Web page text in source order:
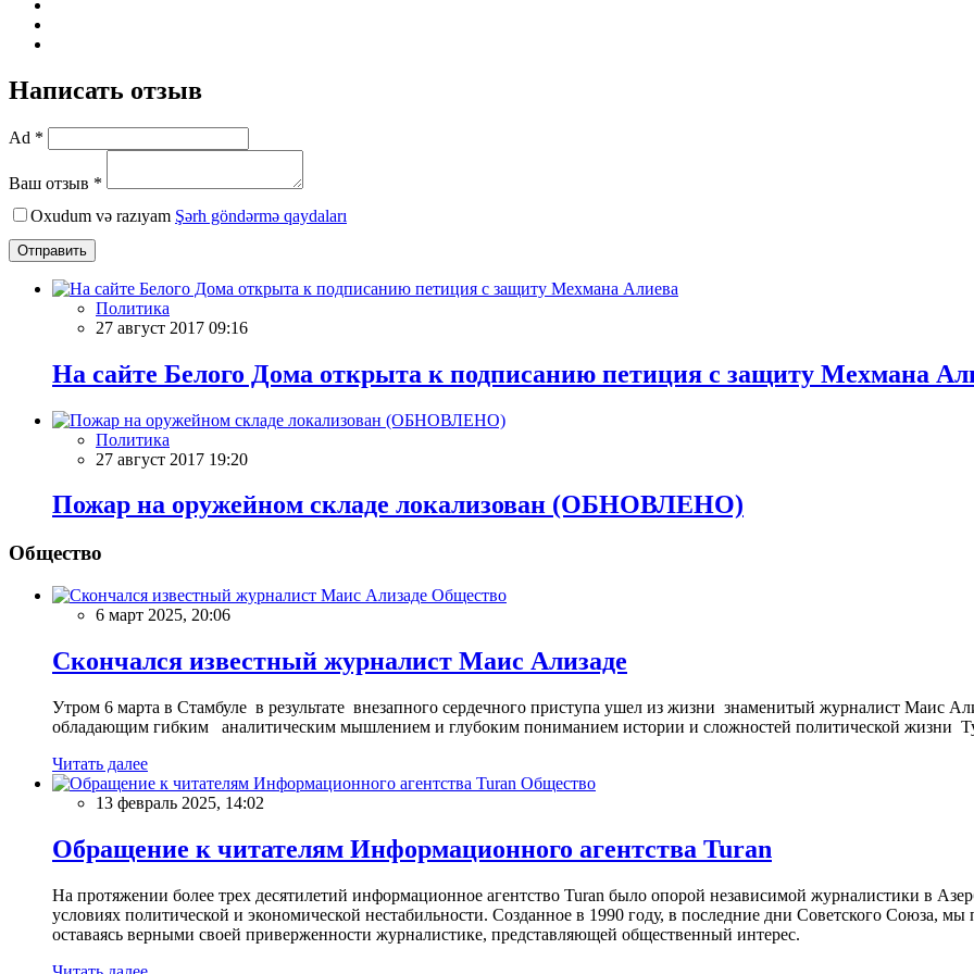
Написать отзыв
Ad *
Ваш отзыв *
Oxudum və razıyam Şərh göndərmə qaydaları
Отправить
Политика
27 август 2017 09:16
На сайте Белого Дома открыта к подписанию петиция с защиту Мехмана
Политика
27 август 2017 19:20
Пожар на оружейном складе локализован (ОБНОВЛЕНО)
Общество
Общество
6 март 2025, 20:06
Скончался известный журналист Маис Ализаде
Утром 6 марта в Стамбуле в результате внезапного сердечного приступа ушел из жизни знаменитый журналист Маис
обладающим гибким аналитическим мышлением и глубоким пониманием истории и сложностей политической жизни
Читать далее
Общество
13 февраль 2025, 14:02
Обращение к читателям Информационного агентства Turan
На протяжении более трех десятилетий информационное агентство Turan было опорой независимой журналистики в
условиях политической и экономической нестабильности. Созданное в 1990 году, в последние дни Советского Союза,
оставаясь верными своей приверженности журналистике, представляющей общественный интерес.